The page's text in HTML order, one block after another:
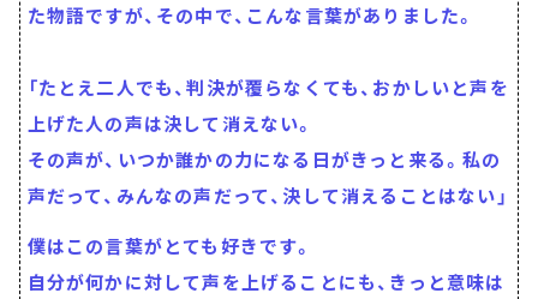
た物語ですが、その中で、こんな言葉がありました。
「たとえ二人でも、判決が覆らなくても、おかしいと声を
上げた人の声は決して消えない。
その声が、いつか誰かの力になる日がきっと来る。私の
声だって、みんなの声だって、決して消えることはない」
僕はこの言葉がとても好きです。
自分が何かに対して声を上げることにも、きっと意味は